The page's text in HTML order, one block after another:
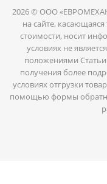
2026 © ООО
на сайте,
стоимости, носит
условиях не
положениями Статьи
получения более
условиях отгрузки
помощью формы